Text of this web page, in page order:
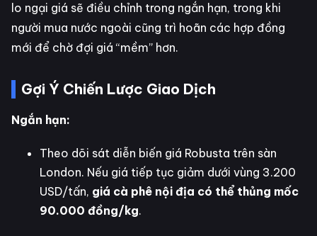
lo ngại giá sẽ điều chỉnh trong ngắn hạn, trong khi
người mua nước ngoài cũng trì hoãn các hợp đồng
mới để chờ đợi giá “mềm” hơn.
Gợi Ý Chiến Lược Giao Dịch
Ngắn hạn:
Theo dõi sát diễn biến giá Robusta trên sàn
London. Nếu giá tiếp tục giảm dưới vùng 3.200
USD/tấn, giá cà phê nội địa có thể thủng mốc
90.000 đồng/kg.